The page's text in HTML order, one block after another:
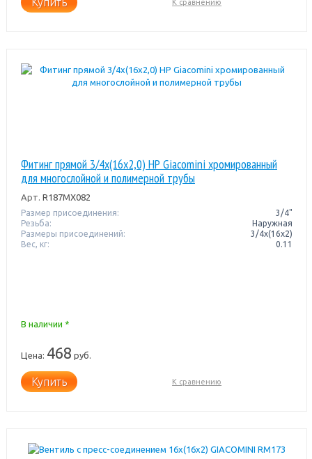
К сравнению
Фитинг прямой 3/4x(16x2,0) НР Giacomini хромированный
для многослойной и полимерной трубы
Арт. R187MX082
Размер присоединения:
3/4"
Резьба:
Наружная
Размеры присоединений:
3/4x(16x2)
Вес, кг:
0.11
В наличии *
Цена: 468 руб.
Купить К сравнению